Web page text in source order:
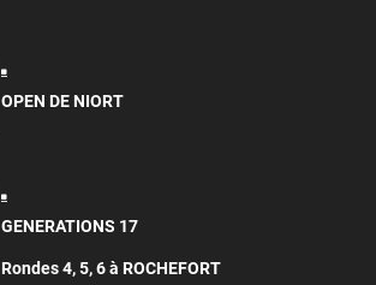
OPEN DE NIORT
GENERATIONS 17
Rondes 4, 5, 6 à ROCHEFORT